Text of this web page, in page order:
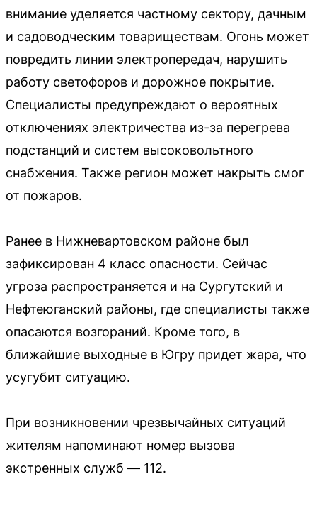
внимание уделяется частному сектору, дачным
и садоводческим товариществам. Огонь может
повредить линии электропередач, нарушить
работу светофоров и дорожное покрытие.
Специалисты предупреждают о вероятных
отключениях электричества из-за перегрева
подстанций и систем высоковольтного
снабжения. Также регион может накрыть смог
от пожаров.
Ранее в Нижневартовском районе был
зафиксирован 4 класс опасности. Сейчас
угроза распространяется и на Сургутский и
Нефтеюганский районы, где специалисты также
опасаются возгораний. Кроме того, в
ближайшие выходные в Югру придет жара, что
усугубит ситуацию.
При возникновении чрезвычайных ситуаций
жителям напоминают номер вызова
экстренных служб — 112.